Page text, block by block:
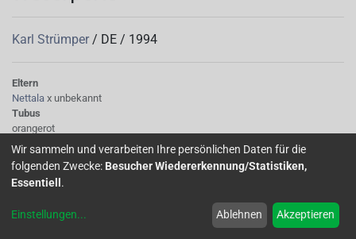
Karl Strümper / DE / 1994
Eltern
Nettala x unbekannt
Tubus
orangerot
Sepalen
orangerot mit gelbgrünen Spitzen
Korolle/Petalen
orangerot
einfach
Wir sammeln und verarbeiten Ihre persönlichen Daten für die
folgenden Zwecke: Besucher Wiedererkennung/Statistiken,
Essentiell .
Einstellungen... Ablehnen Akzeptieren